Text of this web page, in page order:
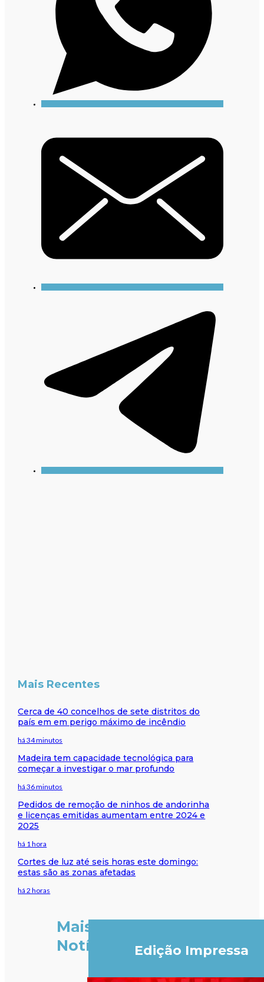
Mais Recentes
Cerca de 40 concelhos de sete distritos do
país em em perigo máximo de incêndio
há 34 minutos
Madeira tem capacidade tecnológica para
começar a investigar o mar profundo
há 36 minutos
Pedidos de remoção de ninhos de andorinha
e licenças emitidas aumentam entre 2024 e
2025
há 1 hora
Cortes de luz até seis horas este domingo:
estas são as zonas afetadas
há 2 horas
Mais
Notícias
Edição Impressa